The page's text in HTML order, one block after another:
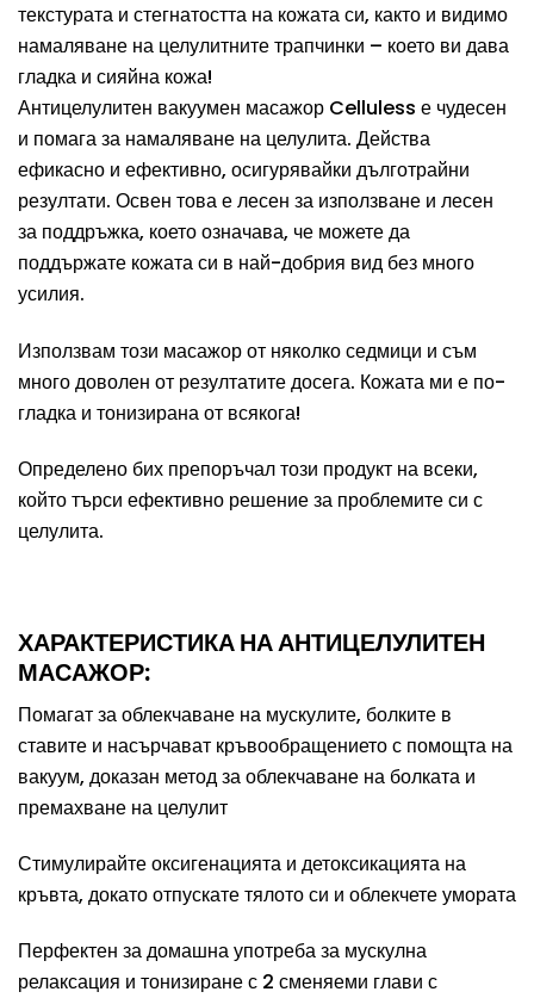
текстурата и стегнатостта на кожата си, както и видимо
намаляване на целулитните трапчинки – което ви дава
гладка и сияйна кожа!
Антицелулитен вакуумен масажор Celluless е чудесен
и помага за намаляване на целулита. Действа
ефикасно и ефективно, осигурявайки дълготрайни
резултати. Освен това е лесен за използване и лесен
за поддръжка, което означава, че можете да
поддържате кожата си в най-добрия вид без много
усилия.
Използвам този масажор от няколко седмици и съм
много доволен от резултатите досега. Кожата ми е по-
гладка и тонизирана от всякога!
Определено бих препоръчал този продукт на всеки,
който търси ефективно решение за проблемите си с
целулита.
ХАРАКТЕРИСТИКА НА АНТИЦЕЛУЛИТЕН
МАСАЖОР:
Помагат за облекчаване на мускулите, болките в
ставите и насърчават кръвообращението с помощта на
вакуум, доказан метод за облекчаване на болката и
премахване на целулит
Стимулирайте оксигенацията и детоксикацията на
кръвта, докато отпускате тялото си и облекчете умората
Перфектен за домашна употреба за мускулна
релаксация и тонизиране с 2 сменяеми глави с